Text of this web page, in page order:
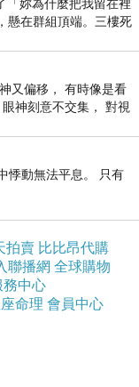
瓜一同上了火車，
的生活都有各自
是最大的恩惠，分
從一開始唱的就是
「妳為什麼把我留在裡
懸在群組頂端。三樓死
實站在
又偏移， 有時像是看
神刻意不交集， 對視
悸動無法平息。 只有
拍賣 比比昂代購
聯播網 全球購物
務中心
命理 會員中心